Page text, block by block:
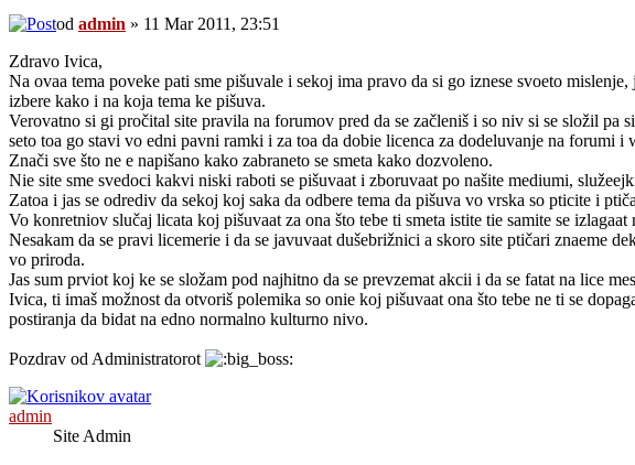
od admin » 11 Mar 2011, 23:51
Zdravo Ivica,
Na ovaa tema poveke pati sme pišuvale i sekoj ima pravo da si go iznese svoeto
izbere kako i na koja tema ke pišuva.
Verovatno si gi pročital site pravila na forumov pred da se začleniš i so niv si se složil pa
seto toa go stavi vo edni pavni ramki i za toa da dobie licenca za dodeluvanje na forumi i
Znači sve što ne e napišano kako zabraneto se smeta kako dozvoleno.
Nie site sme svedoci kakvi niski raboti se pišuvaat i zboruvaat po našite mediumi,
Zatoa i jas se odrediv da sekoj koj saka da odbere tema da pišuva vo vrska so pticite i
Vo konretniov slučaj licata koj pišuvaat za ona što tebe ti smeta istite tie samite se
Nesakam da se pravi licemerie i da se javuvaat dušebrižnici a skoro site ptičari znaeme
vo priroda.
Jas sum prviot koj ke se složam pod najhitno da se prevzemat akcii i da se fatat na lice
Ivica, ti imaš možnost da otvoriš polemika so onie koj pišuvaat ona što tebe ne ti se
postiranja da bidat na edno normalno kulturno nivo.
Pozdrav od Administratorot
admin
Site Admin